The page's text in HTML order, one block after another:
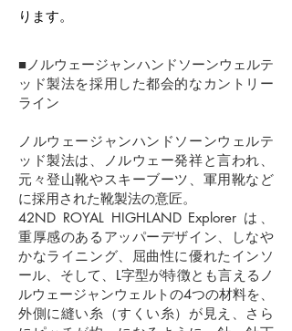
ります。
■ノルウェージャンハンドソーンウェルテ
ッド製法を採用した都会的なカントリー
ライン
ノルウェージャンハンドソーンウェルテ
ッド製法は、ノルウェー発祥と言われ、
元々登山靴やスキーブーツ、軍用靴など
に採用された靴製法の意匠。
42ND ROYAL HIGHLAND Explorer は、
重厚感のあるアッパーデザイン、しなや
かなライニング、屈曲性に優れたインソ
ール、そして、L字型が特徴とも言えるノ
ルウェージャンウェルトの4つの材料を、
外側に縫い糸（すくい糸）が見え、さら